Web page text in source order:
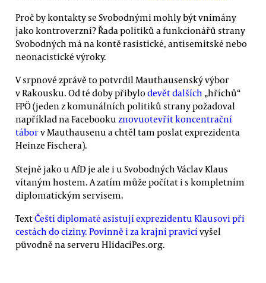
Proč by kontakty se Svobodnými mohly být vnímány
jako kontroverzní? Řada politiků a funkcionářů strany
Svobodných má na kontě rasistické, antisemitské nebo
neonacistické výroky.
V srpnové zprávě to potvrdil Mauthausenský výbor
v Rakousku. Od té doby přibylodevět dalších „hříchů“
FPÖ (jeden z komunálních politiků strany požadoval
například na Facebooku znovuotevřít koncentrační
táborv Mauthausenu a chtěl tam poslat exprezidenta
Heinze Fischera).
Stejně jako u AfD je ale i u Svobodných Václav Klaus
vítaným hostem. A zatím může počítat i s kompletním
diplomatickým servisem.
TextČeští diplomaté asistují exprezidentu Klausovi při
cestách do ciziny. Povinně i za krajní pravicívyšel
původně na serveru HlidaciPes.org.